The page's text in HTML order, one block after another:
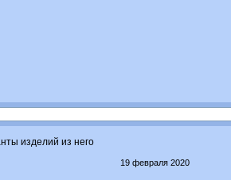
изделий из него
19 февраля 2020